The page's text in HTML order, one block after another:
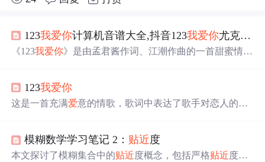
123我爱你计算机音谱大全,抖音123我爱你尤克里里琴谱 123
《123我爱你》是由孟君酱作词、江潮作曲的一首甜蜜情
123我爱你
这是一首充满爱意的情歌，歌词中表达了歌手对恋人的深
模糊数学学习笔记 2： 贴近度
本文探讨了模糊集合中的贴近度概念，包括严格贴近度的